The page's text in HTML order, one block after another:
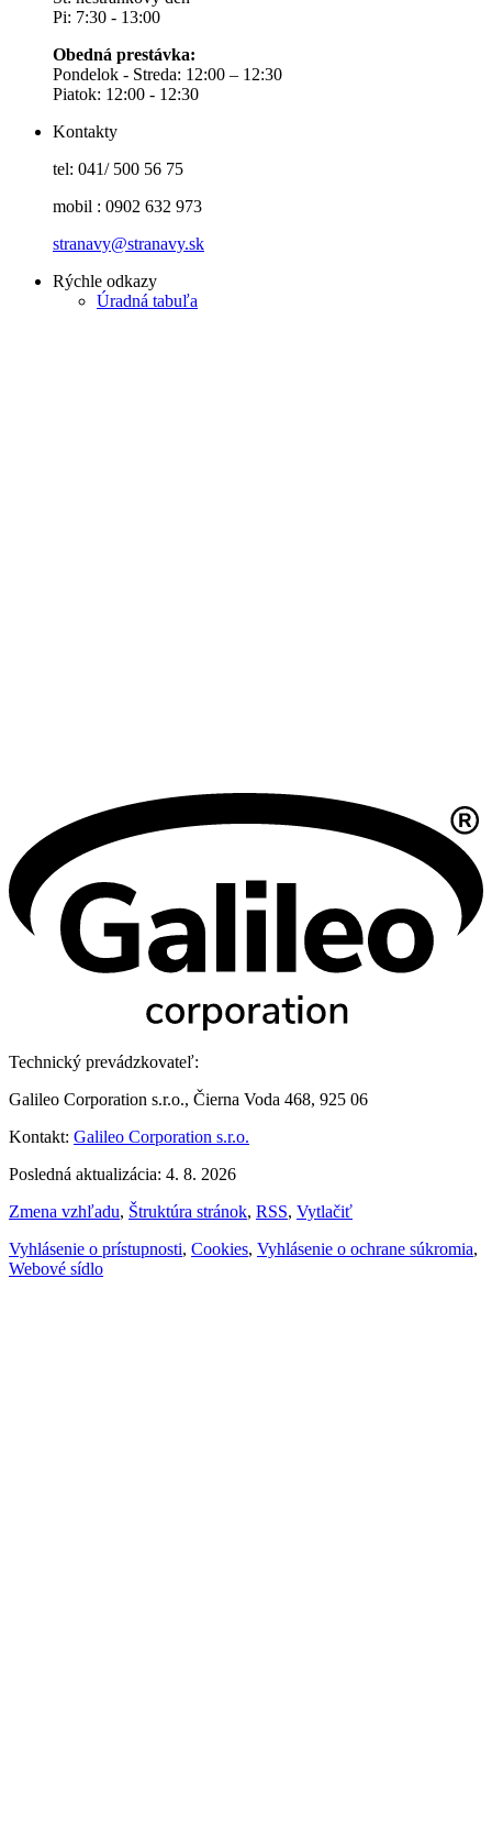
Pi: 7:30 - 13:00
Obedná prestávka:
Pondelok - Streda: 12:00 – 12:30
Piatok: 12:00 - 12:30
Kontakty
tel: 041/ 500 56 75
mobil : 0902 632 973
stranavy@stranavy.sk
Rýchle odkazy
Úradná tabuľa
Technický prevádzkovateľ:
Galileo Corporation s.r.o., Čierna Voda 468, 925 06
Kontakt: Galileo Corporation s.r.o.
Posledná aktualizácia: 4. 8. 2026
Zmena vzhľadu, Štruktúra stránok, RSS, Vytlačiť
Vyhlásenie o prístupnosti, Cookies, Vyhlásenie o ochrane súkromia,
Webové sídlo